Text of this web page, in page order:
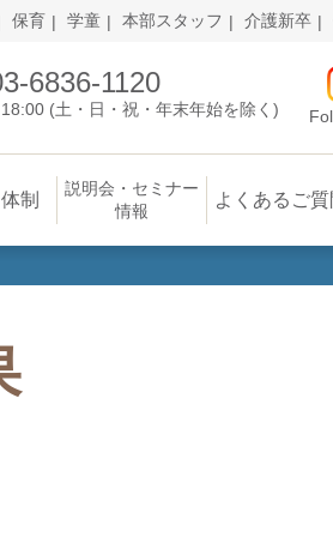
保育 学童 本部スタッフ 介護新卒
6836-1120
(土・日・祝・年末年始を除く)
制
説明会・セミナー
情報
よくあるご質